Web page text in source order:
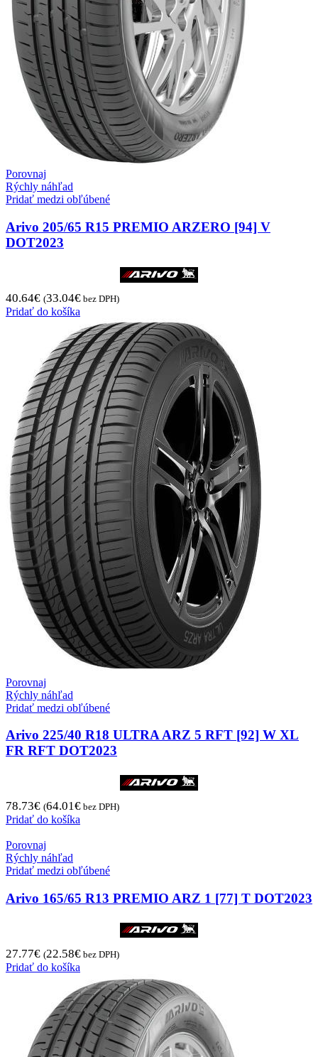
Porovnaj
Rýchly náhľad
Pridať medzi obľúbené
Arivo 205/65 R15 PREMIO ARZERO [94] V
DOT2023
40.64€ (33.04€ bez DPH)
Pridať do košíka
Porovnaj
Rýchly náhľad
Pridať medzi obľúbené
Arivo 225/40 R18 ULTRA ARZ 5 RFT [92] W XL
FR RFT DOT2023
78.73€ (64.01€ bez DPH)
Pridať do košíka
Porovnaj
Rýchly náhľad
Pridať medzi obľúbené
Arivo 165/65 R13 PREMIO ARZ 1 [77] T DOT2023
27.77€ (22.58€ bez DPH)
Pridať do košíka